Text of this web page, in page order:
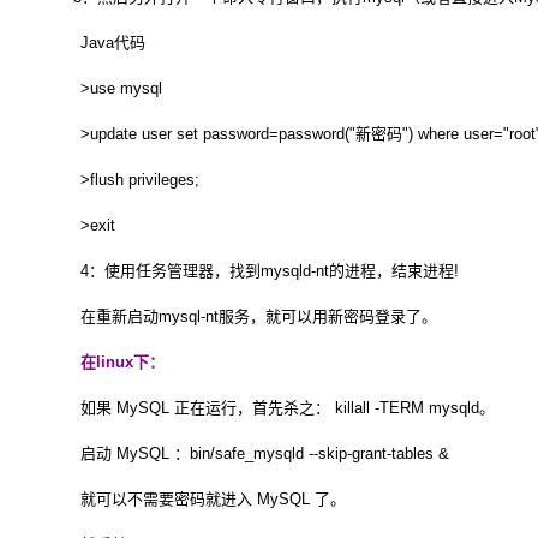
Java代码
>use mysql
>update user set password=password("新密码") where
>flush privileges;
>exit
4：使用任务管理器，找到mysqld-nt的进程，结束进程!
在重新启动mysql-nt服务，就可以用新密码登录了。
在linux下：
如果 MySQL 正在运行，首先杀之： killall -TERM mysqld。
启动 MySQL ：bin/safe_mysqld --skip-grant-tables &
就可以不需要密码就进入 MySQL 了。